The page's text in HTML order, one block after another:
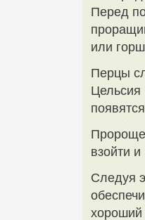
Перед
или
Перцы
Цельсия
взойти
Следуя
хороший